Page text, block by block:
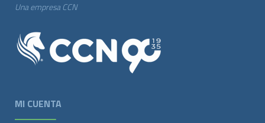
Una empresa CCN
MI CUENTA